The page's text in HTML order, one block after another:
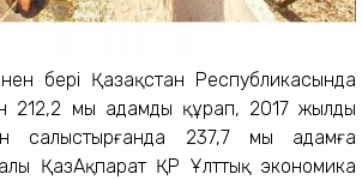
бері Қазақстан Республикасында
мың адамды құрап, 2017 жылдың
салыстырғанда 237,7 мың адамға
ҚазАқпарат ҚР Ұлттық экономика